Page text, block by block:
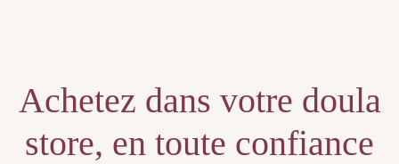
Achetez dans votre doula
store, en toute confiance